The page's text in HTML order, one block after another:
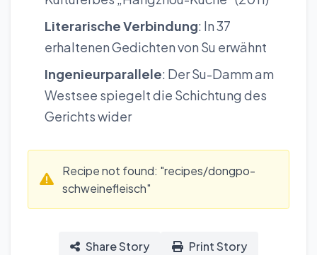
Literarische Verbindung: In 37
erhaltenen Gedichten von Su erwähnt
Ingenieurparallele: Der Su-Damm am
Westsee spiegelt die Schichtung des
Gerichts wider
Recipe not found: "recipes/dongpo-
schweinefleisch"
Share Story Print Story